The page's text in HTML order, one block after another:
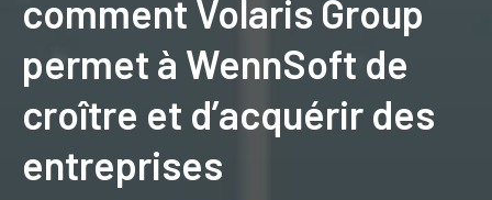
comment Volaris Group
permet à WennSoft de
croître et d’acquérir des
entreprises